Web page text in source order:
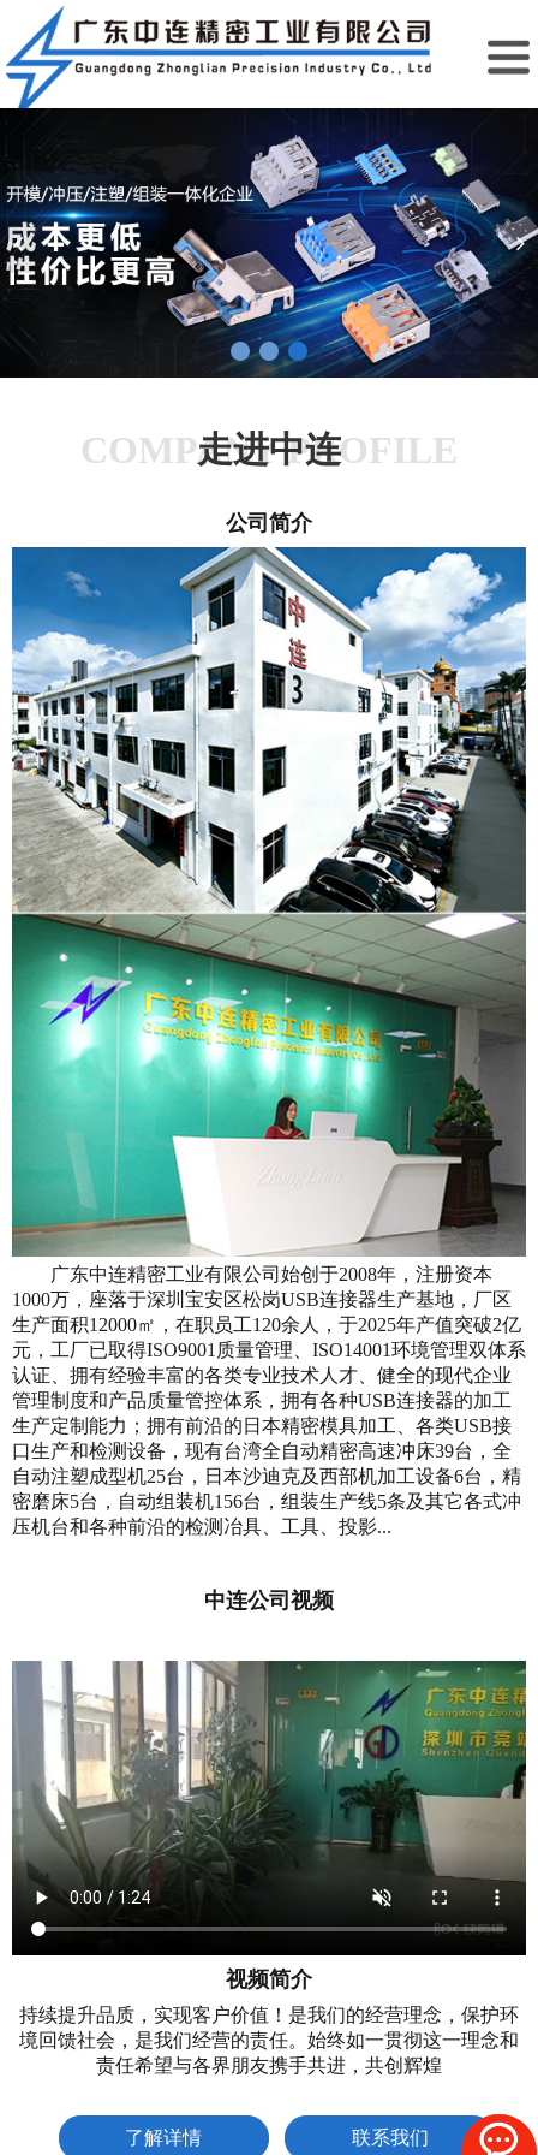
COMPANY PROFILE
走进中连
公司简介
广东中连精密工业有限公司始创于2008年，注册资本
1000万，座落于深圳宝安区松岗USB连接器生产基地，厂区
生产面积12000㎡，在职员工120余人，于2025年产值突破2亿
元，工厂已取得ISO9001质量管理、ISO14001环境管理双体系
认证、拥有经验丰富的各类专业技术人才、健全的现代企业
管理制度和产品质量管控体系，拥有各种USB连接器的加工
生产定制能力；拥有前沿的日本精密模具加工、各类USB接
口生产和检测设备，现有台湾全自动精密高速冲床39台，全
自动注塑成型机25台，日本沙迪克及西部机加工设备6台，精
密磨床5台，自动组装机156台，组装生产线5条及其它各式冲
压机台和各种前沿的检测冶具、工具、投影...
中连公司视频
视频简介
持续提升品质，实现客户价值！是我们的经营理念，保护环
境回馈社会，是我们经营的责任。始终如一贯彻这一理念和
责任希望与各界朋友携手共进，共创辉煌
了解详情 联系我们